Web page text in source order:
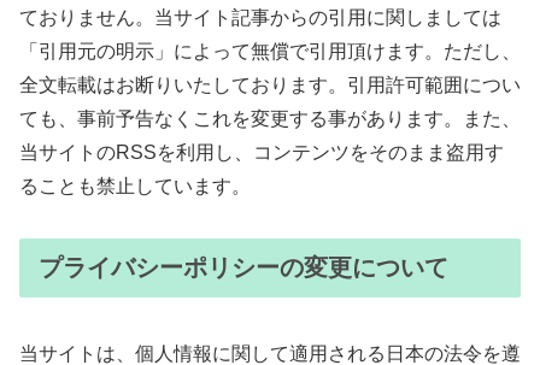
ておりません。当サイト記事からの引用に関しましては
「引用元の明示」によって無償で引用頂けます。ただし、
全文転載はお断りいたしております。引用許可範囲につい
ても、事前予告なくこれを変更する事があります。また、
当サイトのRSSを利用し、コンテンツをそのまま盗用す
ることも禁止しています。
プライバシーポリシーの変更について
当サイトは、個人情報に関して適用される日本の法令を遵